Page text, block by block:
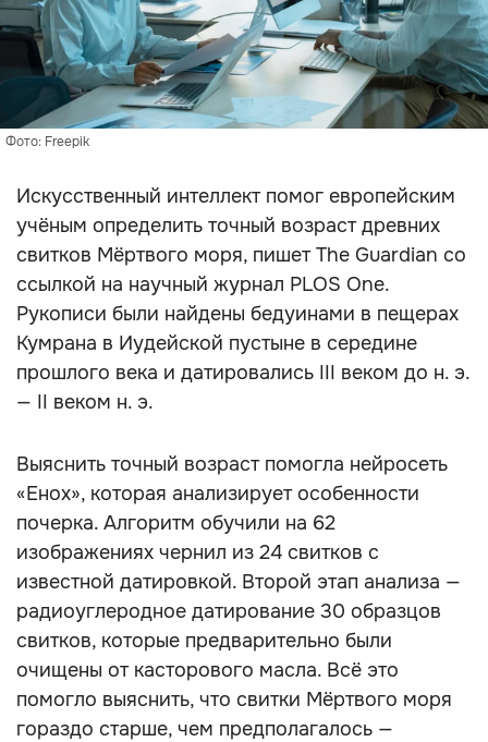
Фото: Freepik
Искусственный интеллект помог европейским
учёным определить точный возраст древних
свитков Мёртвого моря, пишет The Guardian со
ссылкой на научный журнал PLOS One.
Рукописи были найдены бедуинами в пещерах
Кумрана в Иудейской пустыне в середине
прошлого века и датировались III веком до н. э.
— II веком н. э.
Выяснить точный возраст помогла нейросеть
«Енох», которая анализирует особенности
почерка. Алгоритм обучили на 62
изображениях чернил из 24 свитков с
известной датировкой. Второй этап анализа —
радиоуглеродное датирование 30 образцов
свитков, которые предварительно были
очищены от касторового масла. Всё это
помогло выяснить, что свитки Мёртвого моря
гораздо старше, чем предполагалось —